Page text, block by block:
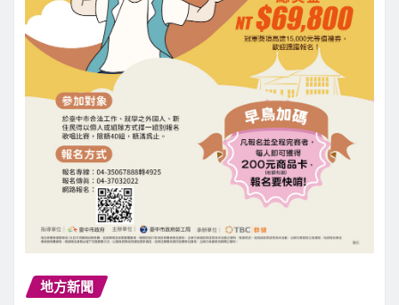
地方新聞